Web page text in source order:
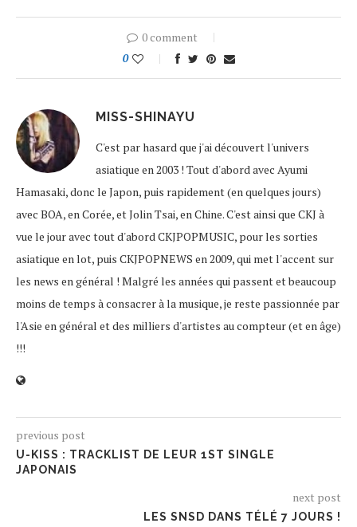
0 comment
0
MISS-SHINAYU
C'est par hasard que j'ai découvert l'univers
asiatique en 2003 ! Tout d'abord avec Ayumi
Hamasaki, donc le Japon, puis rapidement (en quelques jours)
avec BOA, en Corée, et Jolin Tsai, en Chine. C'est ainsi que CKJ à
vue le jour avec tout d'abord CKJPOPMUSIC, pour les sorties
asiatique en lot, puis CKJPOPNEWS en 2009, qui met l'accent sur
les news en général ! Malgré les années qui passent et beaucoup
moins de temps à consacrer à la musique, je reste passionnée par
l'Asie en général et des milliers d'artistes au compteur (et en âge)
!!!
previous post
U-KISS : TRACKLIST DE LEUR 1ST SINGLE
JAPONAIS
next post
LES SNSD DANS TÉLÉ 7 JOURS !